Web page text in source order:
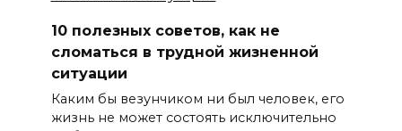
10 полезных советов, как не
сломаться в трудной жизненной
ситуации
Каким бы везунчиком ни был человек, его
жизнь не может состоять исключительно